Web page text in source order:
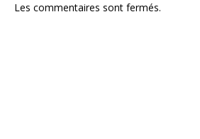
Les commentaires sont fermés.